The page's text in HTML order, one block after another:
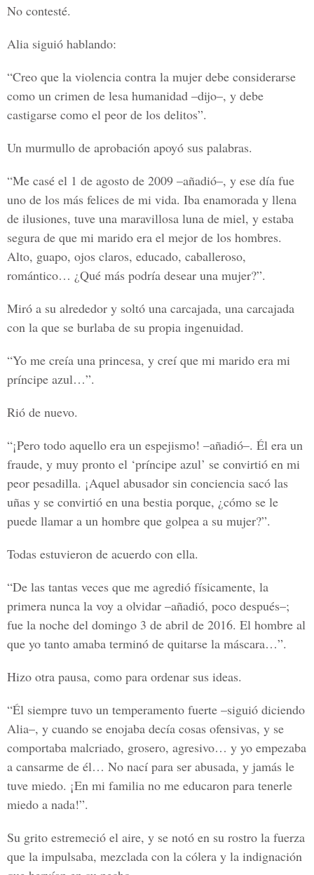
No contesté.
Alia siguió hablando:
“Creo que la violencia contra la mujer debe considerarse
como un crimen de lesa humanidad –dijo–, y debe
castigarse como el peor de los delitos”.
Un murmullo de aprobación apoyó sus palabras.
“Me casé el 1 de agosto de 2009 –añadió–, y ese día fue
uno de los más felices de mi vida. Iba enamorada y llena
de ilusiones, tuve una maravillosa luna de miel, y estaba
segura de que mi marido era el mejor de los hombres.
Alto, guapo, ojos claros, educado, caballeroso,
romántico… ¿Qué más podría desear una mujer?”.
Miró a su alrededor y soltó una carcajada, una carcajada
con la que se burlaba de su propia ingenuidad.
“Yo me creía una princesa, y creí que mi marido era mi
príncipe azul…”.
Rió de nuevo.
“¡Pero todo aquello era un espejismo! –añadió–. Él era un
fraude, y muy pronto el ‘príncipe azul’ se convirtió en mi
peor pesadilla. ¡Aquel abusador sin conciencia sacó las
uñas y se convirtió en una bestia porque, ¿cómo se le
puede llamar a un hombre que golpea a su mujer?”.
Todas estuvieron de acuerdo con ella.
“De las tantas veces que me agredió físicamente, la
primera nunca la voy a olvidar –añadió, poco después–;
fue la noche del domingo 3 de abril de 2016. El hombre al
que yo tanto amaba terminó de quitarse la máscara…”.
Hizo otra pausa, como para ordenar sus ideas.
“Él siempre tuvo un temperamento fuerte –siguió diciendo
Alia–, y cuando se enojaba decía cosas ofensivas, y se
comportaba malcriado, grosero, agresivo… y yo empezaba
a cansarme de él… No nací para ser abusada, y jamás le
tuve miedo. ¡En mi familia no me educaron para tenerle
miedo a nada!”.
Su grito estremeció el aire, y se notó en su rostro la fuerza
que la impulsaba, mezclada con la cólera y la indignación